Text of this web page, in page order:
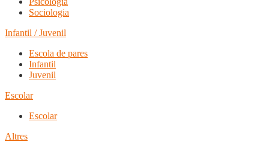
Sociologia
Infantil / Juvenil
Escola de pares
Infantil
Juvenil
Escolar
Escolar
Altres